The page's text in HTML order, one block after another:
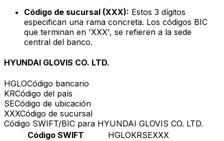
Código de sucursal (XXX): Estos 3 dígitos
especifican una rama concreta. Los códigos BIC
que terminan en 'XXX', se refieren a la sede
central del banco.
HYUNDAI GLOVIS CO. LTD.
HGLOCódigo bancario
KRCódigo del país
SECódigo de ubicación
XXXCódigo de sucursal
Código SWIFT/BIC para HYUNDAI GLOVIS CO. LTD.
Código SWIFT
HGLOKRSEXXX